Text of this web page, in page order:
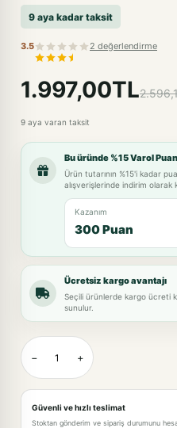
9 aya kadar taksit
3.5 2 değerlendirme
1.997,00TL
9 aya varan taksit
Bu üründe %15 Varol
Ürün tutarının %15'i kadar
alışverişlerinde indirim olarak
Kazanım
300 Puan
Ücretsiz kargo avantajı
Seçili ürünlerde kargo ücreti
sunulur.
− +
Güvenli ve hızlı teslimat
Stoktan gönderim ve sipariş durumunu